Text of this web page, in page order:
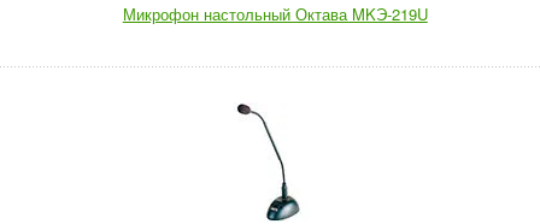
Микрофон настольный Октава MKЭ-219U